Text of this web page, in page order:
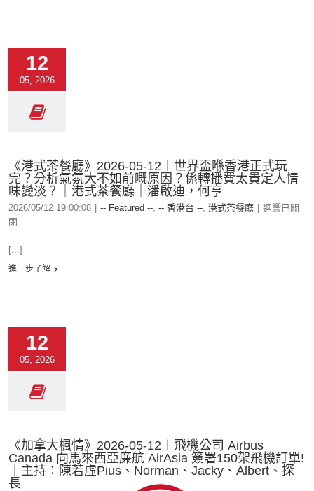
12
05, 2026
《港式茶餐廳》2026-05-12︱世界盃喺香港正式玩
完？分析氣氛大不如前嘅原因？係轉播費太貴定人情
味變淡？｜港式茶餐廳｜潘啟迪，何亨
2026/05/12 19:00:08 -- Featured --, -- 香港台 --, 港式茶餐廳
迴響已關
閉
[...]
進一步了解
12
05, 2026
《加拿大楓情》2026-05-12︱飛機公司 Airbus
Canada 向馬來西亞廉航 AirAsia 簽署150架飛機訂單!
︱主持：陳若虛Pius、Norman、Jacky、Albert、探
長